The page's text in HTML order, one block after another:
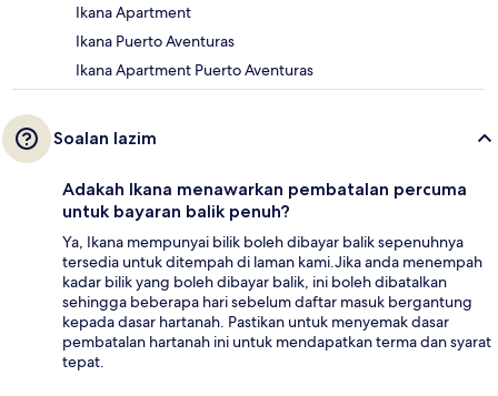
Ikana Apartment
Ikana Puerto Aventuras
Ikana Apartment Puerto Aventuras
Soalan lazim
Adakah Ikana menawarkan pembatalan percuma
untuk bayaran balik penuh?
Ya, Ikana mempunyai bilik boleh dibayar balik sepenuhnya
tersedia untuk ditempah di laman kami.Jika anda menempah
kadar bilik yang boleh dibayar balik, ini boleh dibatalkan
sehingga beberapa hari sebelum daftar masuk bergantung
kepada dasar hartanah. Pastikan untuk menyemak dasar
pembatalan hartanah ini untuk mendapatkan terma dan syarat
tepat.